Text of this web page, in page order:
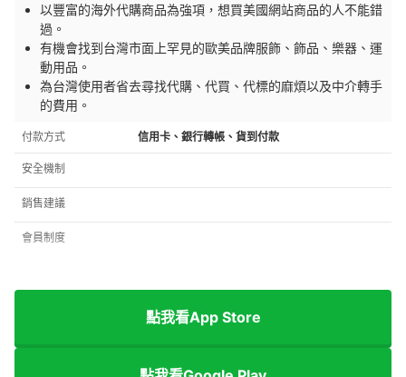
以豐富的海外代購商品為強項，想買美國網站商品的人不能錯
過。
有機會找到台灣市面上罕見的歐美品牌服飾、飾品、樂器、運
動用品。
為台灣使用者省去尋找代購、代買、代標的麻煩以及中介轉手
的費用。
付款方式 信用卡、銀行轉帳、貨到付款
安全機制
銷售建議
會員制度
點我看App Store